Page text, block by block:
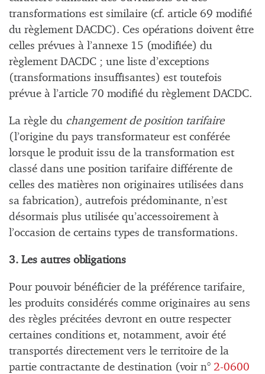
transformations est similaire (cf. article 69 modifié
du règlement DACDC). Ces opérations doivent être
celles prévues à l’annexe 15 (modifiée) du
règlement DACDC ; une liste d’exceptions
(transformations insuffisantes) est toutefois
prévue à l’article 70 modifié du règlement DACDC.
La règle du changement de position tarifaire
(l’origine du pays transformateur est conférée
lorsque le produit issu de la transformation est
classé dans une position tarifaire différente de
celles des matières non originaires utilisées dans
sa fabrication), autrefois prédominante, n’est
désormais plus utilisée qu’accessoirement à
l’occasion de certains types de transformations.
3. Les autres obligations
Pour pouvoir bénéficier de la préférence tarifaire,
les produits considérés comme originaires au sens
des règles précitées devront en outre respecter
certaines conditions et, notamment, avoir été
transportés directement vers le territoire de la
partie contractante de destination (voir n° 2-0600